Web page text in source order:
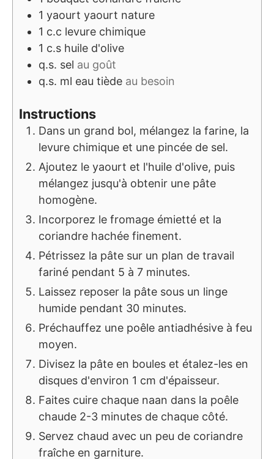
1 yaourt yaourt nature
1 c.c levure chimique
1 c.s huile d'olive
q.s. sel au goût
q.s. ml eau tiède au besoin
Instructions
Dans un grand bol, mélangez la farine, la
levure chimique et une pincée de sel.
Ajoutez le yaourt et l'huile d'olive, puis
mélangez jusqu'à obtenir une pâte
homogène.
Incorporez le fromage émietté et la
coriandre hachée finement.
Pétrissez la pâte sur un plan de travail
fariné pendant 5 à 7 minutes.
Laissez reposer la pâte sous un linge
humide pendant 30 minutes.
Préchauffez une poêle antiadhésive à feu
moyen.
Divisez la pâte en boules et étalez-les en
disques d'environ 1 cm d'épaisseur.
Faites cuire chaque naan dans la poêle
chaude 2-3 minutes de chaque côté.
Servez chaud avec un peu de coriandre
fraîche en garniture.